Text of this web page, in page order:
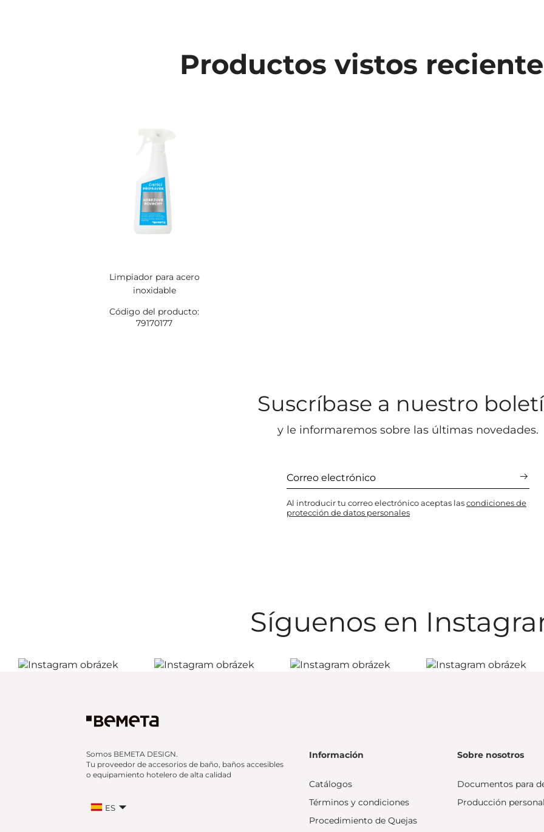
Productos vistos
Limpiador para acero
inoxidable
Código del producto:
79170177
Suscríbase a nuestro
y le informaremos sobre las últimas novedades.
Al introducir tu correo electrónico aceptas lascondiciones de
protección de datos personales
Síguenos en
Somos BEMETA DESIGN.
Tu proveedor de accesorios de baño, baños accesibles
o equipamiento hotelero de alta calidad
ES
Información
Catálogos
Términos y condiciones
Procedimiento de Quejas
Sobre nosotros
Documentos para
Producción